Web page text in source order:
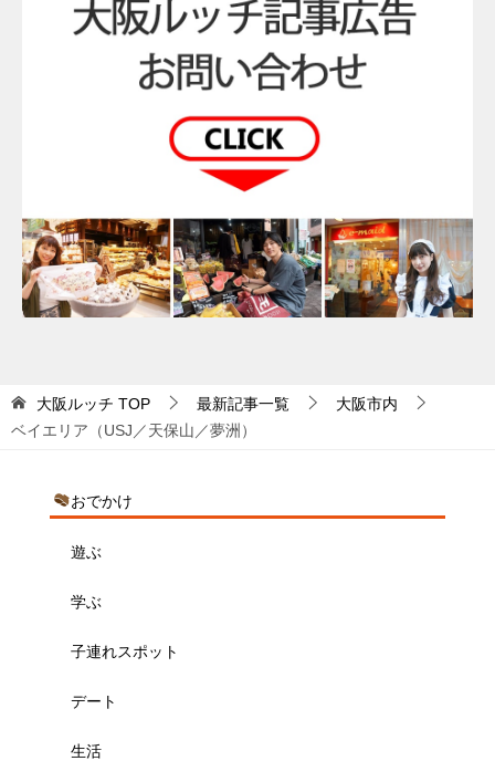
大阪ルッチ TOP 最新記事一覧
大阪市内
ベイエリア（USJ／天保山／夢洲）
おでかけ
遊ぶ
学ぶ
子連れスポット
デート
生活